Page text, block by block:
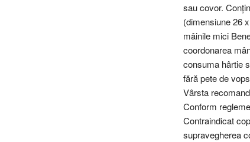
sau covor.
(dimensiune 26
mâinile mici
coordonarea
consuma hârtie
fără pete de
Vârsta
Conform
Contraindicat
supravegherea